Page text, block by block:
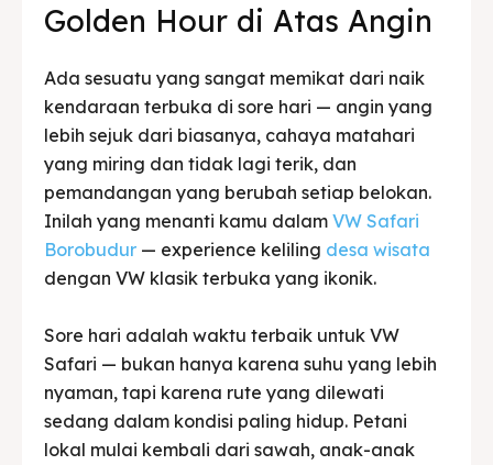
Golden Hour di Atas Angin
Ada sesuatu yang sangat memikat dari naik
kendaraan terbuka di sore hari — angin yang
lebih sejuk dari biasanya, cahaya matahari
yang miring dan tidak lagi terik, dan
pemandangan yang berubah setiap belokan.
Inilah yang menanti kamu dalam VW Safari
Borobudur — experience keliling desa wisata
dengan VW klasik terbuka yang ikonik.
Sore hari adalah waktu terbaik untuk VW
Safari — bukan hanya karena suhu yang lebih
nyaman, tapi karena rute yang dilewati
sedang dalam kondisi paling hidup. Petani
lokal mulai kembali dari sawah, anak-anak